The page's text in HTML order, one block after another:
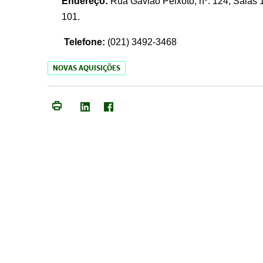
101.
Telefone: (021) 3492-3468
NOVAS AQUISIÇÕES